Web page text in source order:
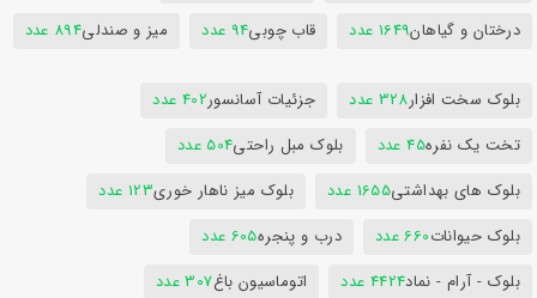
درختان و گیاهان1649 عدد قاب چوبی94 عدد میز و صندلی894 عدد
بلوک سخت افزار328 عدد جزئیات آسانسور402 عدد
تخت یک نفره45 عدد بلوک مبل راحتی504 عدد
بلوک های بهداشتی1655 عدد بلوک میز ناهار خوری123 عدد
بلوک حیوانات660 عدد درب و پنجره605 عدد
بلوک - آرام - نماد4424 عدد اتوماسیون باغ307 عدد